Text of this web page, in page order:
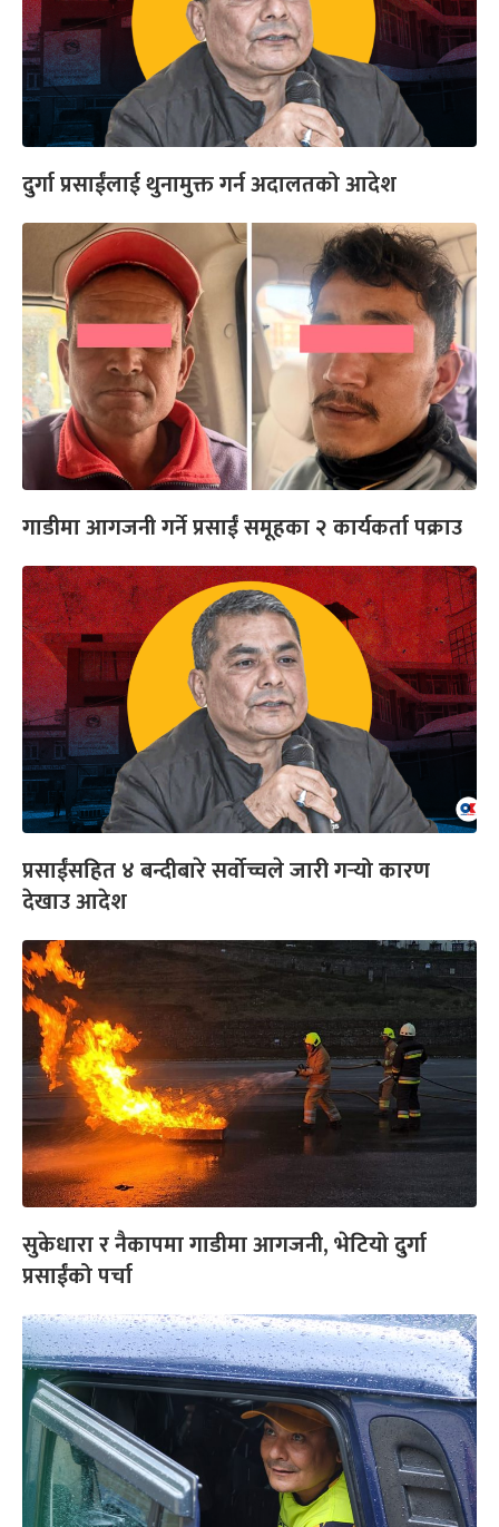
दुर्गा प्रसाईंलाई थुनामुक्त गर्न अदालतको आदेश
गाडीमा आगजनी गर्ने प्रसाईं समूहका २ कार्यकर्ता पक्राउ
प्रसाईंसहित ४ बन्दीबारे सर्वोच्चले जारी गर्‍यो कारण
देखाउ आदेश
सुकेधारा र नैकापमा गाडीमा आगजनी, भेटियो दुर्गा
प्रसाईंको पर्चा